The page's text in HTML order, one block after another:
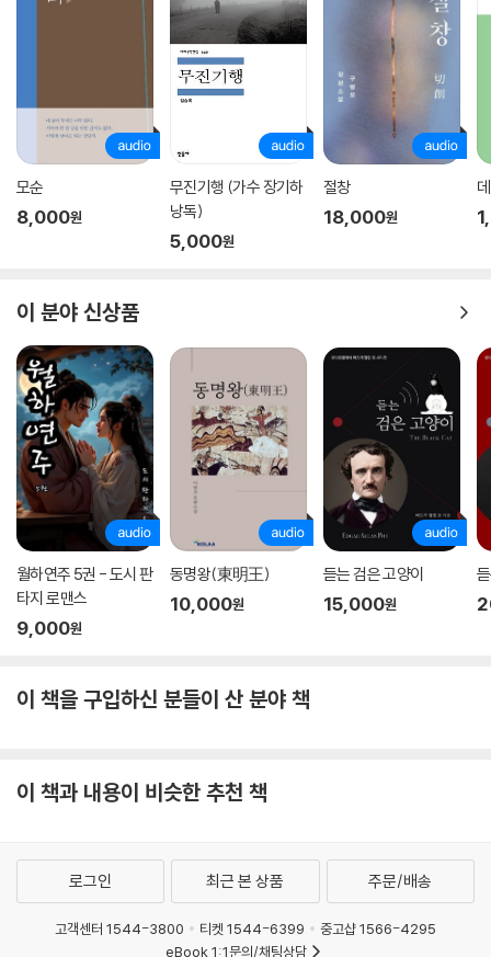
각으로 되살아난 『단종애사』, 기존 독자에게도 새로운 경험을 선사할 것이
모순
8,000원
무진기행 (가수 장기하
낭독)
5,000원
절창
18,000원
이 분야 신상품
월하연주 5권 - 도시 판
타지 로맨스
9,000원
동명왕(東明王)
10,000원
듣는 검은 고양이
15,000원
이 책을 구입하신 분들이 산 분야 책
이 책과 내용이 비슷한 추천 책
로그인 최근 본 상품 주문/배송
고객센터 1544-3800 티켓 1544-6399
중고샵 1566-4295
eBook 1:1문의/채팅상담